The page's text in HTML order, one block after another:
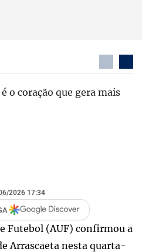
o coração que gera mais
2026 17:34
Futebol (AUF) confirmou a
Arrascaeta nesta quarta-